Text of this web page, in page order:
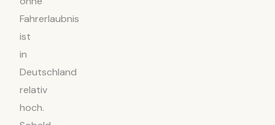
Fahrerlaubnis
ist
in
Deutschland
relativ
hoch.